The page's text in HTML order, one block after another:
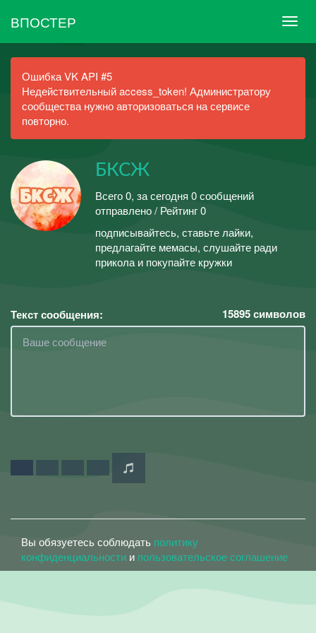
ВПОСТЕР
Ошибка VK API #5
Недействительный access_token! Администратору
сообщества нужно авторизоваться на сервисе
повторно.
БКСЖ
Всего 0, за сегодня 0 сообщений
отправлено / Рейтинг 0
подписывайтесь, ставьте лайки,
предлагайте мемасы, слушайте ради
прикола и покупайте кружки
Текст сообщения: 15895символов
Вы обязуетесь соблюдать политику
конфиденциальности и пользовательское соглашение